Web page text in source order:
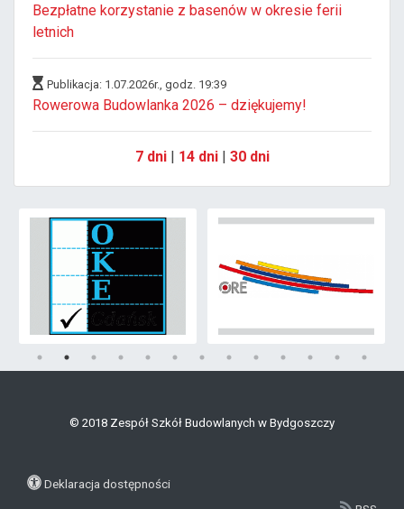
Bezpłatne korzystanie z basenów w okresie ferii
letnich
Publikacja: 1.07.2026r., godz. 19:39
Rowerowa Budowlanka 2026 – dziękujemy!
7 dni| 14 dni| 30 dni
© 2018 Zespół Szkół Budowlanych w Bydgoszczy
Deklaracja dostępności